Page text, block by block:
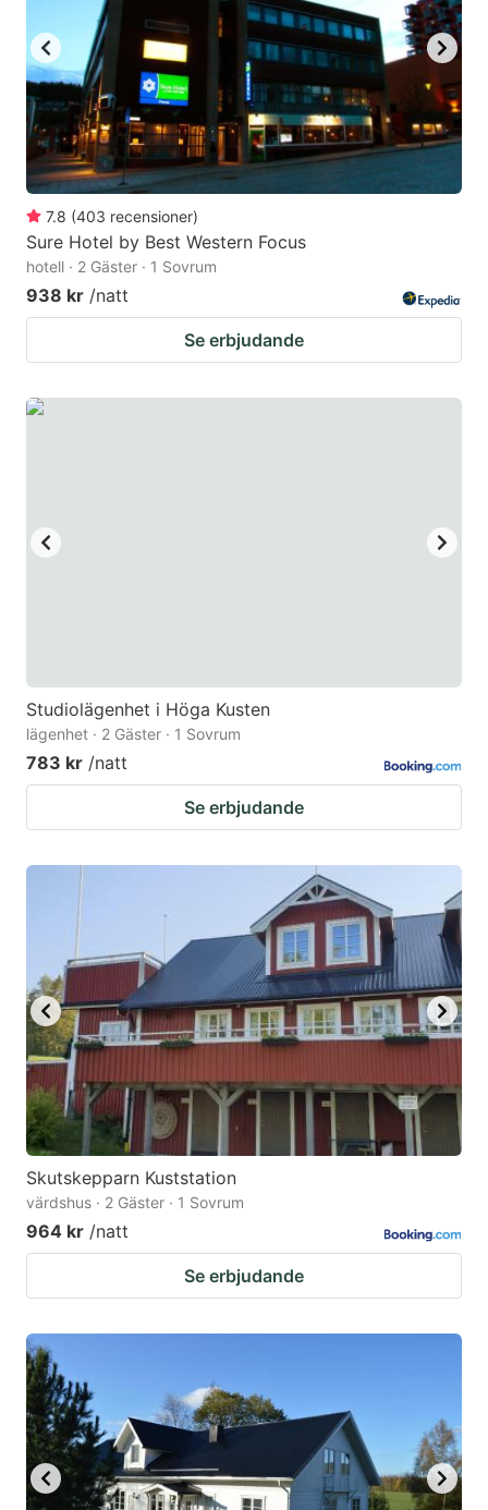
key
to
get
the
keyboard
shortcuts
for
changing
dates.
key
to
get
the
keyboard
changing
7.8 (403 recensioner)
Sure Hotel by Best Western Focus
hotell · 2 Gäster · 1 Sovrum
938 kr /natt
Se erbjudande
Studiolägenhet i Höga Kusten
lägenhet · 2 Gäster · 1 Sovrum
783 kr /natt
Se erbjudande
Skutskepparn Kuststation
värdshus · 2 Gäster · 1 Sovrum
964 kr /natt
Se erbjudande